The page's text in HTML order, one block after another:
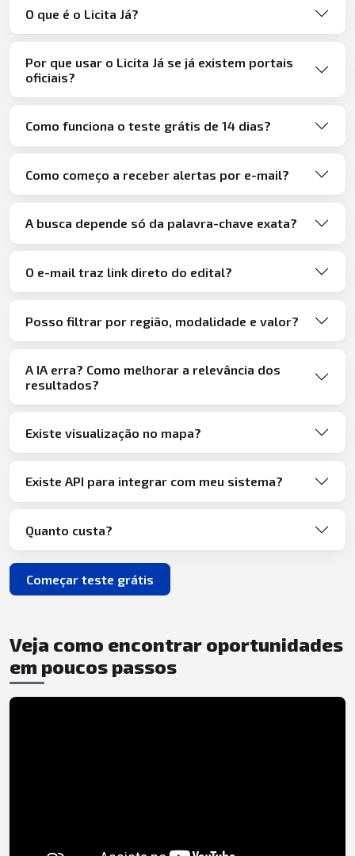
O que é o Licita Já?
Por que usar o Licita Já se já existem portais
oficiais?
Como funciona o teste grátis de 14 dias?
Como começo a receber alertas por e-mail?
A busca depende só da palavra-chave exata?
O e-mail traz link direto do edital?
Posso filtrar por região, modalidade e valor?
A IA erra? Como melhorar a relevância dos
resultados?
Existe visualização no mapa?
Existe API para integrar com meu sistema?
Quanto custa?
Começar teste grátis
Veja como encontrar oportunidades
em poucos passos